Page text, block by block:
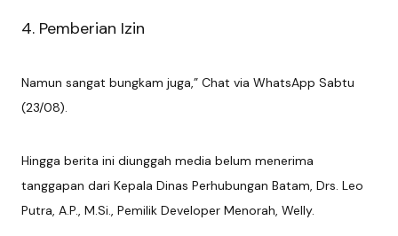
4. Pemberian Izin
Namun sangat bungkam juga,” Chat via WhatsApp Sabtu
(23/08).
Hingga berita ini diunggah media belum menerima
tanggapan dari Kepala Dinas Perhubungan Batam, Drs. Leo
Putra, A.P., M.Si., Pemilik Developer Menorah, Welly.